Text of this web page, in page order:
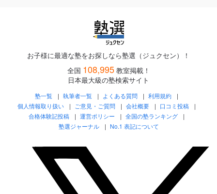
お子様に最適な塾をお探しなら塾選（ジュクセン）！
全国 108,995 教室掲載！
日本最大級の塾検索サイト
塾一覧 執筆者一覧 よくある質問
利用規約
個人情報取り扱い
ご意見・ご質問 会社概要
口コミ投稿
合格体験記投稿
運営ポリシー
全国の塾ランキング
塾選ジャーナル
No.1 表記について